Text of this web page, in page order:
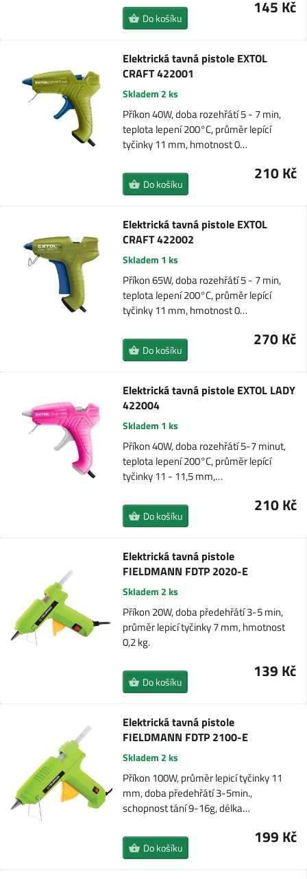
145 Kč
Do košíku
Elektrická tavná pistole EXTOL
CRAFT 422001
Skladem 2 ks
Příkon 40W, doba rozehřátí 5 - 7 min,
teplota lepení 200°C, průměr lepící
tyčinky 11 mm, hmotnost 0…
210 Kč
Do košíku
Elektrická tavná pistole EXTOL
CRAFT 422002
Skladem 1 ks
Příkon 65W, doba rozehřátí 5 - 7 min,
teplota lepení 200°C, průměr lepící
tyčinky 11 mm, hmotnost 0…
270 Kč
Do košíku
Elektrická tavná pistole EXTOL LADY
422004
Skladem 1 ks
Příkon 40W, doba rozehřátí 5-7 minut,
teplota lepení 200°C, průměr lepící
tyčinky 11 - 11,5 mm,…
210 Kč
Do košíku
Elektrická tavná pistole
FIELDMANN FDTP 2020-E
Skladem 2 ks
Příkon 20W, doba předehřátí 3-5 min,
průměr lepicí tyčinky 7 mm, hmotnost
0,2 kg.
139 Kč
Do košíku
Elektrická tavná pistole
FIELDMANN FDTP 2100-E
Skladem 2 ks
Příkon 100W, průměr lepicí tyčinky 11
mm, doba předehřátí 3-5min.,
schopnost tání 9-16g, délka…
199 Kč
Do košíku